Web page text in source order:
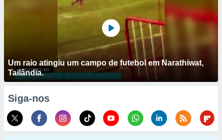
Um raio atingiu um campo de futebol em Narathiwat,
Tailândia.
Siga-nos